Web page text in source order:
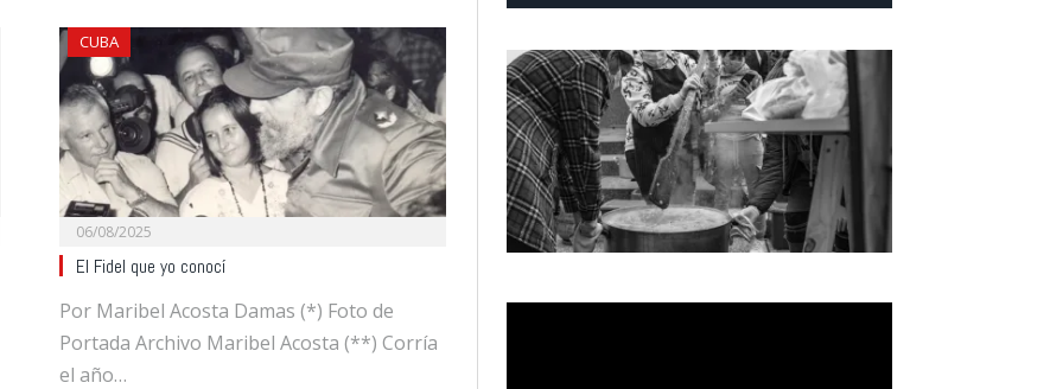
CUBA
06/08/2025
El Fidel que yo conocí
Por Maribel Acosta Damas (*) Foto de
Portada Archivo Maribel Acosta (**) Corría
el año…